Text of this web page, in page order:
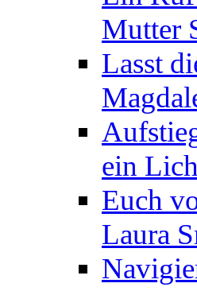
Mutter
Lasst
ein
Euch
Laura